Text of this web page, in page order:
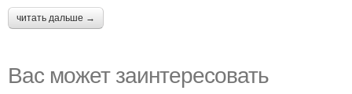
читать дальше →
Вас может заинтересовать